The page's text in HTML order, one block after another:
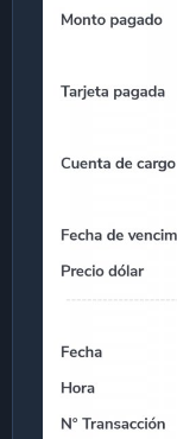
Si tus compras
la cuenta rut
lo cargan
falabella (si
Espero